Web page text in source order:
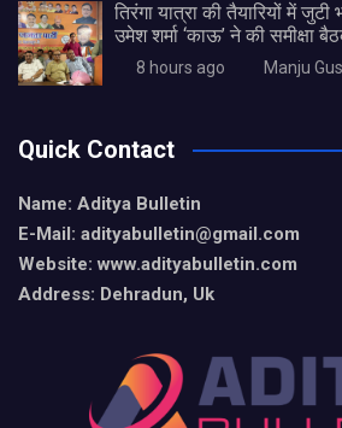
तिरंगा यात्रा की तैयारियों में जुटी
उमेश शर्मा ‘काऊ’ ने की समीक्षा
8 hours ago Manju
Quick Contact
Name: Aditya Bulletin
E-Mail: adityabulletin@gmail.com
Website: www.adityabulletin.com
Address: Dehradun, Uk